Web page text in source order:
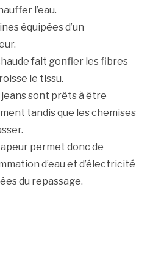
l’eau.
équipées d’un
fait gonfler les fibres
le tissu.
sont prêts à être
tandis que les chemises
permet donc de
d’eau et d’électricité
du repassage.